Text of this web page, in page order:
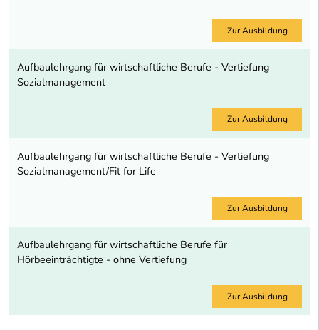
Zur Ausbildung
Aufbaulehrgang für wirtschaftliche Berufe - Vertiefung
Sozialmanagement
Zur Ausbildung
Aufbaulehrgang für wirtschaftliche Berufe - Vertiefung
Sozialmanagement/Fit for Life
Zur Ausbildung
Aufbaulehrgang für wirtschaftliche Berufe für
Hörbeeinträchtigte - ohne Vertiefung
Zur Ausbildung